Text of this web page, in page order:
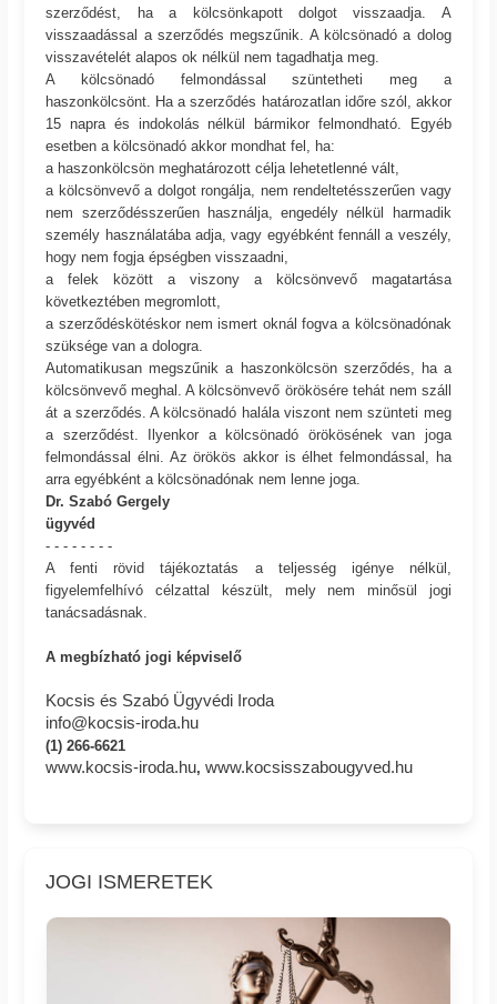
szerződést, ha a kölcsönkapott dolgot visszaadja. A
visszaadással a szerződés megszűnik. A kölcsönadó a dolog
visszavételét alapos ok nélkül nem tagadhatja meg.
A kölcsönadó felmondással szüntetheti meg a
haszonkölcsönt. Ha a szerződés határozatlan időre szól, akkor
15 napra és indokolás nélkül bármikor felmondható. Egyéb
esetben a kölcsönadó akkor mondhat fel, ha:
a haszonkölcsön meghatározott célja lehetetlenné vált,
a kölcsönvevő a dolgot rongálja, nem rendeltetésszerűen vagy
nem szerződésszerűen használja, engedély nélkül harmadik
személy használatába adja, vagy egyébként fennáll a veszély,
hogy nem fogja épségben visszaadni,
a felek között a viszony a kölcsönvevő magatartása
következtében megromlott,
a szerződéskötéskor nem ismert oknál fogva a kölcsönadónak
szüksége van a dologra.
Automatikusan megszűnik a haszonkölcsön szerződés, ha a
kölcsönvevő meghal. A kölcsönvevő örökösére tehát nem száll
át a szerződés. A kölcsönadó halála viszont nem szünteti meg
a szerződést. Ilyenkor a kölcsönadó örökösének van joga
felmondással élni. Az örökös akkor is élhet felmondással, ha
arra egyébként a kölcsönadónak nem lenne joga.
Dr. Szabó Gergely
ügyvéd
- - - - - - - -
A fenti rövid tájékoztatás a teljesség igénye nélkül,
figyelemfelhívó célzattal készült, mely nem minősül jogi
tanácsadásnak.
A megbízható jogi képviselő
Kocsis és Szabó Ügyvédi Iroda
info@kocsis-iroda.hu
(1) 266-6621
www.kocsis-iroda.hu,www.kocsisszabougyved.hu
JOGI ISMERETEK